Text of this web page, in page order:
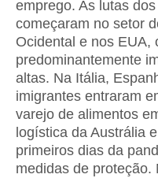
emprego. As lutas
começaram no setor
Ocidental e nos EUA,
predominantemente
altas. Na Itália,
imigrantes entraram
varejo de alimentos
logística da Austrália
primeiros dias da
medidas de